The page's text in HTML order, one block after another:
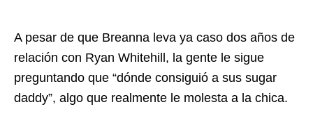
A pesar de que Breanna leva ya caso dos años de
relación con Ryan Whitehill, la gente le sigue
preguntando que “dónde consiguió a sus sugar
daddy”, algo que realmente le molesta a la chica.